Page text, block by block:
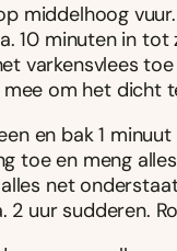
middelhoog
10 minuten in tot
varkensvlees
om het dicht
en bak 1
toe en meng
net
2 uur sudderen.